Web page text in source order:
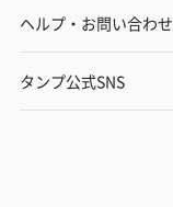
ヘルプ・お問い合わせ
タンプ公式SNS